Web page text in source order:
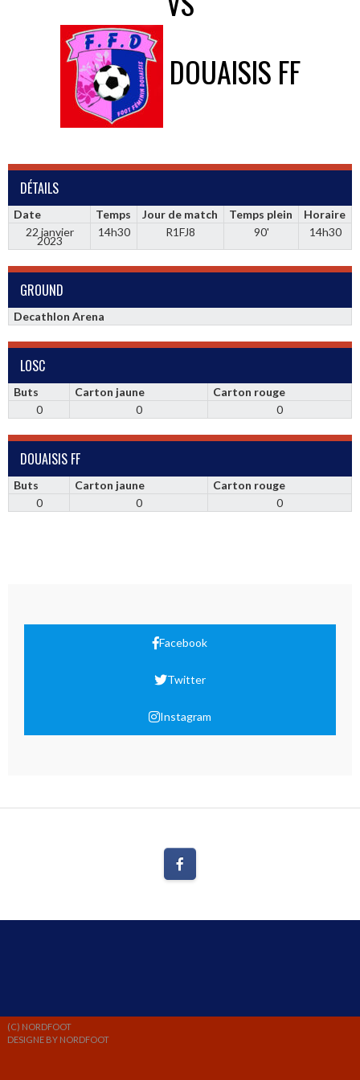
DOUAISIS FF
DÉTAILS
Date Temps Jour de match Temps plein
Horaire
22 janvier
2023
14h30 R1FJ8 90' 14h30
GROUND
Decathlon Arena
LOSC
Buts Carton jaune
Carton rouge
0
0 0
DOUAISIS FF
Buts Carton jaune
Carton rouge
0
0 0
Facebook
Twitter
Instagram
(C) NORDFOOT
DESIGNE BY NORDFOOT